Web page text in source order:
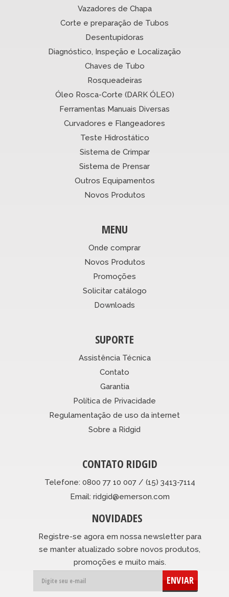
Vazadores de Chapa
Corte e preparação de Tubos
Desentupidoras
Diagnóstico, Inspeção e Localização
Chaves de Tubo
Rosqueadeiras
Óleo Rosca-Corte (DARK ÓLEO)
Ferramentas Manuais Diversas
Curvadores e Flangeadores
Teste Hidrostático
Sistema de Crimpar
Sistema de Prensar
Outros Equipamentos
Novos Produtos
MENU
Onde comprar
Novos Produtos
Promoções
Solicitar catálogo
Downloads
SUPORTE
Assistência Técnica
Contato
Garantia
Política de Privacidade
Regulamentação de uso da internet
Sobre a Ridgid
CONTATO RIDGID
Telefone: 0800 77 10 007 / (15) 3413-7114
Email: ridgid@emerson.com
NOVIDADES
Registre-se agora em nossa newsletter para
se manter atualizado sobre novos produtos,
promoções e muito mais.
ENVIAR